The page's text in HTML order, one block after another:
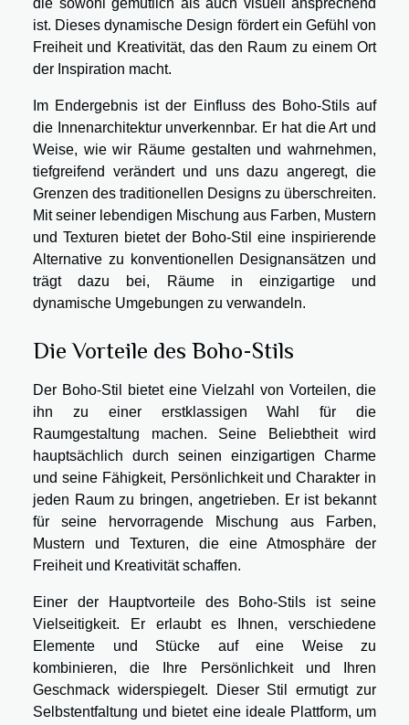
die sowohl gemütlich als auch visuell ansprechend
ist. Dieses dynamische Design fördert ein Gefühl von
Freiheit und Kreativität, das den Raum zu einem Ort
der Inspiration macht.
Im Endergebnis ist der Einfluss des Boho-Stils auf
die Innenarchitektur unverkennbar. Er hat die Art und
Weise, wie wir Räume gestalten und wahrnehmen,
tiefgreifend verändert und uns dazu angeregt, die
Grenzen des traditionellen Designs zu überschreiten.
Mit seiner lebendigen Mischung aus Farben, Mustern
und Texturen bietet der Boho-Stil eine inspirierende
Alternative zu konventionellen Designansätzen und
trägt dazu bei, Räume in einzigartige und
dynamische Umgebungen zu verwandeln.
Die Vorteile des Boho-Stils
Der Boho-Stil bietet eine Vielzahl von Vorteilen, die
ihn zu einer erstklassigen Wahl für die
Raumgestaltung machen. Seine Beliebtheit wird
hauptsächlich durch seinen einzigartigen Charme
und seine Fähigkeit, Persönlichkeit und Charakter in
jeden Raum zu bringen, angetrieben. Er ist bekannt
für seine hervorragende Mischung aus Farben,
Mustern und Texturen, die eine Atmosphäre der
Freiheit und Kreativität schaffen.
Einer der Hauptvorteile des Boho-Stils ist seine
Vielseitigkeit. Er erlaubt es Ihnen, verschiedene
Elemente und Stücke auf eine Weise zu
kombinieren, die Ihre Persönlichkeit und Ihren
Geschmack widerspiegelt. Dieser Stil ermutigt zur
Selbstentfaltung und bietet eine ideale Plattform, um